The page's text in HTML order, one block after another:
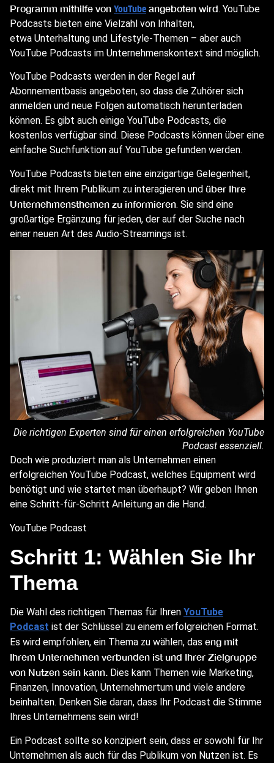
Programm mithilfe von YouTube angeboten wird. YouTube
Podcasts bieten eine Vielzahl von Inhalten,
etwa Unterhaltung und Lifestyle-Themen – aber auch
YouTube Podcasts im Unternehmenskontext sind möglich.
YouTube Podcasts werden in der Regel auf
Abonnementbasis angeboten, so dass die Zuhörer sich
anmelden und neue Folgen automatisch herunterladen
können. Es gibt auch einige YouTube Podcasts, die
kostenlos verfügbar sind. Diese Podcasts können über eine
einfache Suchfunktion auf YouTube gefunden werden.
YouTube Podcasts bieten eine einzigartige Gelegenheit,
direkt mit Ihrem Publikum zu interagieren und über Ihre
Unternehmensthemen zu informieren. Sie sind eine
großartige Ergänzung für jeden, der auf der Suche nach
einer neuen Art des Audio-Streamings ist.
Die richtigen Experten sind für einen erfolgreichen YouTube
Podcast essenziell.
Doch wie produziert man als Unternehmen einen
erfolgreichen YouTube Podcast, welches Equipment wird
benötigt und wie startet man überhaupt? Wir geben Ihnen
eine Schritt-für-Schritt Anleitung an die Hand.
YouTube Podcast
Schritt 1: Wählen Sie Ihr
Thema
Die Wahl des richtigen Themas für Ihren YouTube
Podcast ist der Schlüssel zu einem erfolgreichen Format.
Es wird empfohlen, ein Thema zu wählen, das eng mit
Ihrem Unternehmen verbunden ist und Ihrer Zielgruppe
von Nutzen sein kann. Dies kann Themen wie Marketing,
Finanzen, Innovation, Unternehmertum und viele andere
beinhalten. Denken Sie daran, dass Ihr Podcast die Stimme
Ihres Unternehmens sein wird!
Ein Podcast sollte so konzipiert sein, dass er sowohl für Ihr
Unternehmen als auch für das Publikum von Nutzen ist. Es